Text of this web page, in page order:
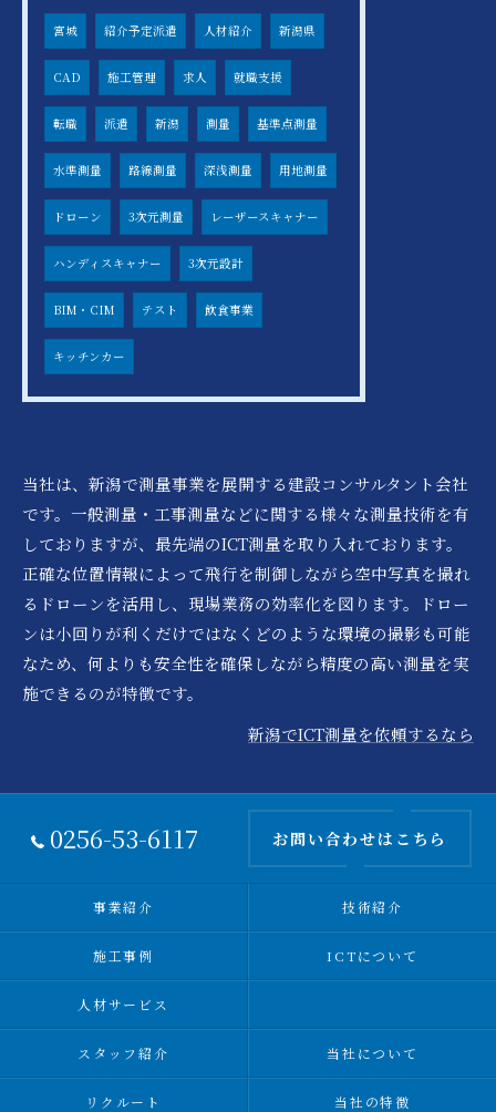
宮城 紹介予定派遣 人材紹介 新潟県
CAD 施工管理 求人 就職支援
転職 派遣 新潟 測量 基準点測量
水準測量 路線測量 深浅測量 用地測量
ドローン 3次元測量 レーザースキャナー
ハンディスキャナー 3次元設計
BIM・CIM テスト 飲食事業
キッチンカー
当社は、新潟で測量事業を展開する建設コンサルタント会社
です。一般測量・工事測量などに関する様々な測量技術を有
しておりますが、最先端のICT測量を取り入れております。
正確な位置情報によって飛行を制御しながら空中写真を撮れ
るドローンを活用し、現場業務の効率化を図ります。ドロー
ンは小回りが利くだけではなくどのような環境の撮影も可能
なため、何よりも安全性を確保しながら精度の高い測量を実
施できるのが特徴です。
新潟でICT測量を依頼するなら
0256-53-6117 お問い合わせはこちら
事業紹介 技術紹介
施工事例 ICTについて
人材サービス
スタッフ紹介 当社について
リクルート 当社の特徴